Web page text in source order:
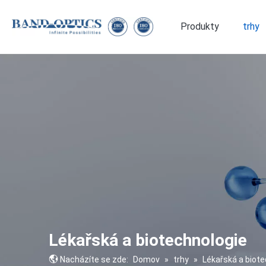
Produkty trhy
Lékařská a biotechnologie
Nacházíte se zde: Domov » trhy » Lékařská a